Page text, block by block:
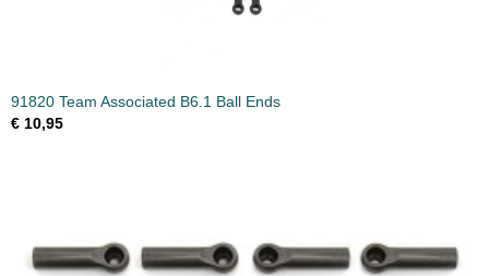
91820 Team Associated B6.1 Ball Ends
€ 10,95